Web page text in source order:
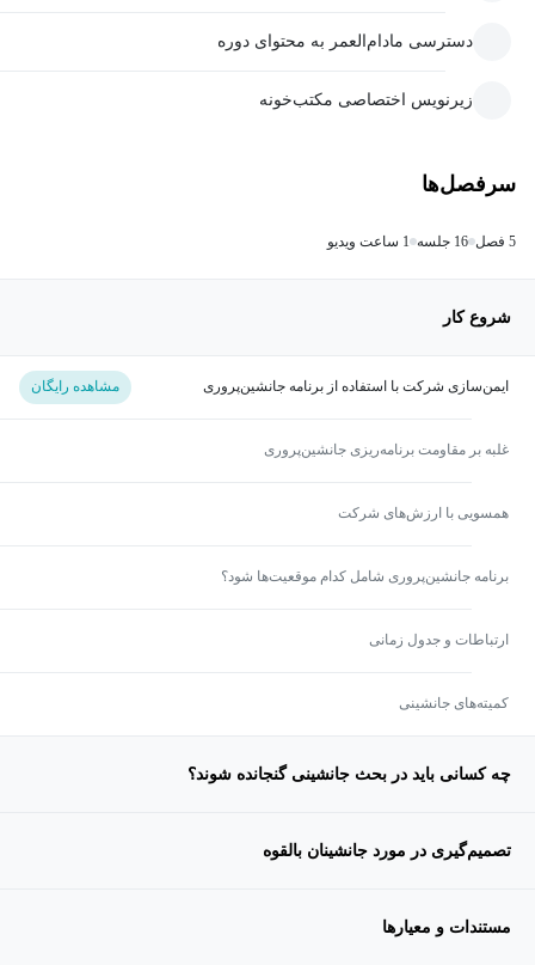
دسترسی مادام‌العمر به محتوای دوره
زیرنویس اختصاصی مکتب‌خونه
سرفصل‌ها
5 فصل 16 جلسه 1 ساعت ویدیو
شروع کار
ایمن‌سازی شرکت با استفاده از برنامه جانشین‌پروری مشاهده رایگان
غلبه بر مقاومت برنامه‌ریزی جانشین‌پروری
همسویی با ارزش‌های شرکت
برنامه جانشین‌پروری شامل کدام موقعیت‌ها شود؟
ارتباطات و جدول زمانی
کمیته‌های جانشینی
چه کسانی باید در بحث جانشینی گنجانده شوند؟
تصمیم‌گیری در مورد جانشینان بالقوه
مستندات و معیارها